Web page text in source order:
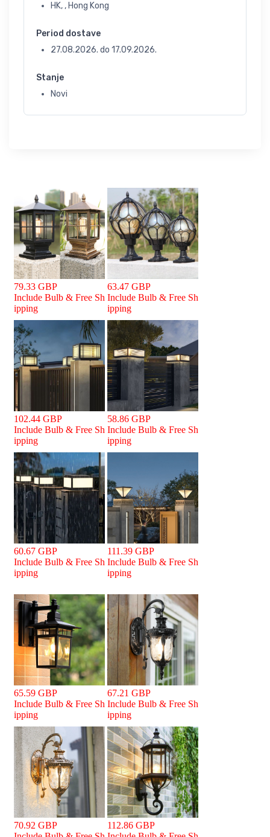
HK, , Hong Kong
Period dostave
27.08.2026. do 17.09.2026.
Stanje
Novi